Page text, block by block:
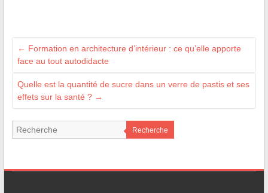
← Formation en architecture d’intérieur : ce qu’elle apporte
face au tout autodidacte
Quelle est la quantité de sucre dans un verre de pastis et ses
effets sur la santé ? →
Recherche